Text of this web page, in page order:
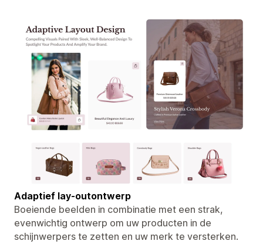
Adaptief lay-outontwerp
Boeiende beelden in combinatie met een strak,
evenwichtig ontwerp om uw producten in de
schijnwerpers te zetten en uw merk te versterken.